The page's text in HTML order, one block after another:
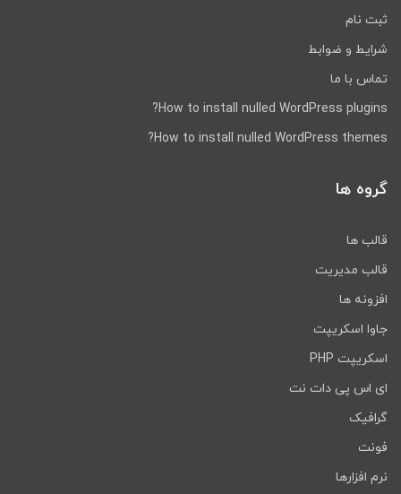
ثبت نام
شرایط و ضوابط
تماس با ما
How to install nulled WordPress plugins?
How to install nulled WordPress themes?
گروه ها
قالب ها
قالب مدیریت
افزونه ها
جاوا اسکریپت
اسکریپت PHP
ای اس پی دات نت
گرافیک
فونت
نرم افزارها